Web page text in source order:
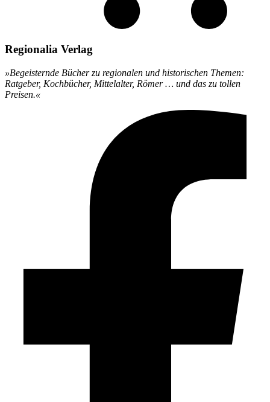
Regionalia Verlag
»Begeisternde Bücher zu regionalen und historischen Themen:
Ratgeber, Kochbücher, Mittelalter, Römer … und das zu tollen
Preisen.«